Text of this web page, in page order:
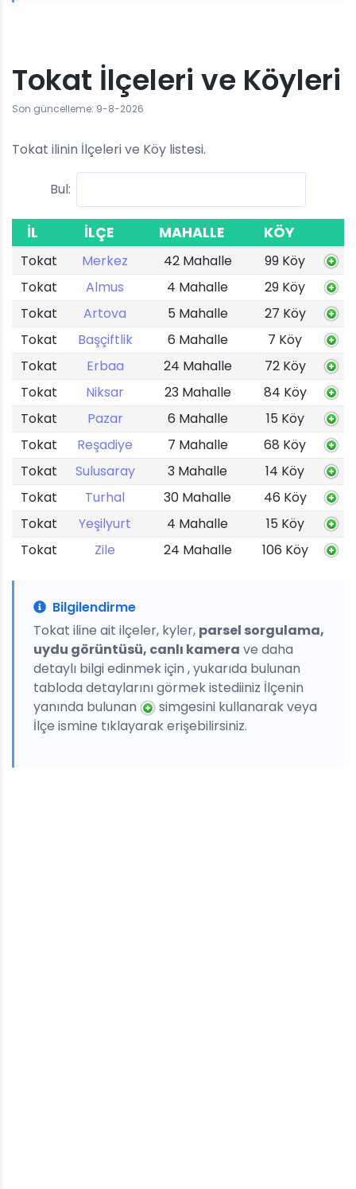
Tokat İlçeleri ve Köyleri
Son güncelleme: 9-8-2026
Tokat ilinin İlçeleri ve Köy listesi.
Bul:
İL İLÇE MAHALLE KÖY
Tokat Merkez 42 Mahalle
99 Köy
Tokat
Almus 4 Mahalle
29 Köy
Tokat
Artova 5 Mahalle
27 Köy
Tokat
Başçiftlik 6 Mahalle
7 Köy
Tokat
Erbaa 24 Mahalle
72 Köy
Tokat
Niksar 23 Mahalle
84 Köy
Tokat
Pazar 6 Mahalle
15 Köy
Tokat
Reşadiye 7 Mahalle
68 Köy
Tokat
Sulusaray 3 Mahalle
14 Köy
Tokat
Turhal 30 Mahalle
46 Köy
Tokat
Yeşilyurt 4 Mahalle
15 Köy
Tokat
Zile 24 Mahalle 106 Köy
Bilgilendirme
Tokat iline ait ilçeler, kyler, parsel sorgulama,
uydu görüntüsü, canlı kamera ve daha
detaylı bilgi edinmek için , yukarıda bulunan
tabloda detaylarını görmek istediiniz İlçenin
yanında bulunan
simgesini kullanarak veya
İlçe ismine tıklayarak erişebilirsiniz.